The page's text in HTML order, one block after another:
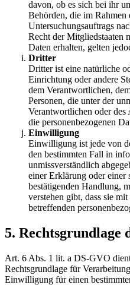
davon, ob es sich bei ihr
Behörden, die im Rahmen
Untersuchungsauftrags
Recht der Mitgliedstaaten
Daten erhalten, gelten
Dritter
Dritter ist eine natürliche
Einrichtung oder andere
dem Verantwortlichen,
Personen, die unter der
Verantwortlichen oder des
die personenbezogenen
Einwilligung
Einwilligung ist jede von
den bestimmten Fall in
unmissverständlich
einer Erklärung oder einer
bestätigenden Handlung,
verstehen gibt, dass sie
betreffenden
5. Rechtsgrundlage
Art. 6 Abs. 1 lit. a DS-GVO
Rechtsgrundlage für
Einwilligung für einen